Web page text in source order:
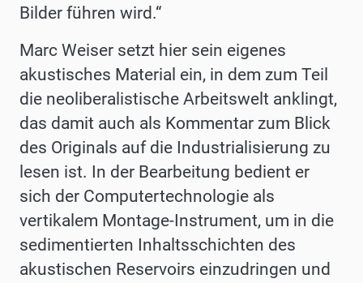
Bilder führen wird.“
Marc Weiser setzt hier sein eigenes
akustisches Material ein, in dem zum Teil
die neoliberalistische Arbeitswelt anklingt,
das damit auch als Kommentar zum Blick
des Originals auf die Industrialisierung zu
lesen ist. In der Bearbeitung bedient er
sich der Computertechnologie als
vertikalem Montage-Instrument, um in die
sedimentierten Inhaltsschichten des
akustischen Reservoirs einzudringen und